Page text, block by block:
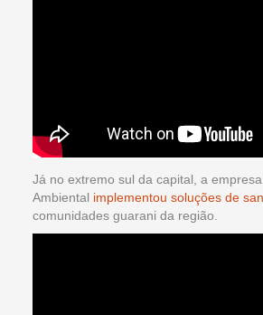
Já no extremo sul da capital, a
Ambiental implementou soluções de
comunidades guarani da região.